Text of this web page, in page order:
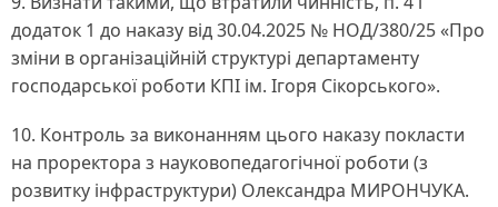
додаток 1 до наказу від 30.04.2025 № НОД/380/25 «Про
зміни в організаційній структурі департаменту
господарської роботи КПІ ім. Ігоря Сікорського».
10. Контроль за виконанням цього наказу покласти
на проректора з науковопедагогічної роботи (з
розвитку інфраструктури) Олександра МИРОНЧУКА.